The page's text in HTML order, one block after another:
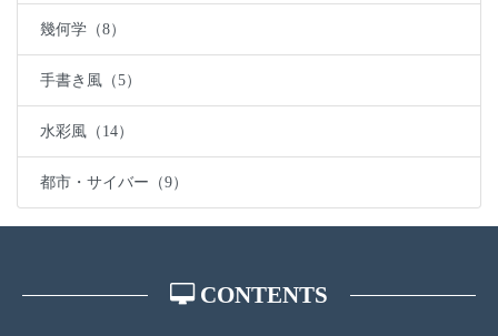
幾何学（8）
手書き風（5）
水彩風（14）
都市・サイバー（9）
CONTENTS